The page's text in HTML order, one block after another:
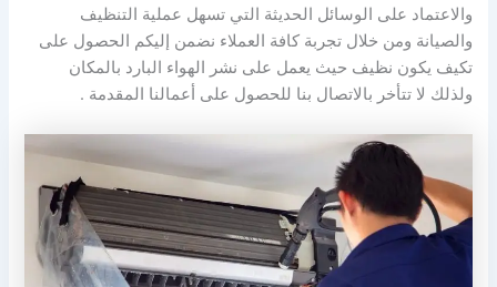
والاعتماد على الوسائل الحديثة التي تسهل عملية التنظيف
والصيانة ومن خلال تجربة كافة العملاء نضمن إليكم الحصول على
تكيف يكون نظيف حيث يعمل على نشر الهواء البارد بالمكان
ولذلك لا تتأخر بالاتصال بنا للحصول على أعمالنا المقدمة .